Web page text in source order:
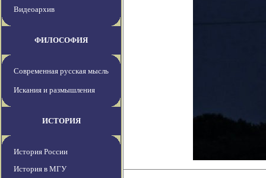
Видеоархив
ФИЛОСОФИЯ
Современная русская мысль
Искания и размышления
ИСТОРИЯ
История России
История в МГУ